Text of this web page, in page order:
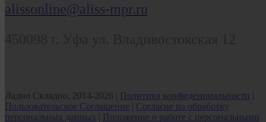
alissonline@aliss-mpr.ru
Ладно Складно, 2014-2026 | Политика конфиденциальности |
Пользовательское Соглашение | Согласие на обработку
персональных данных | Положение о работе с персональными